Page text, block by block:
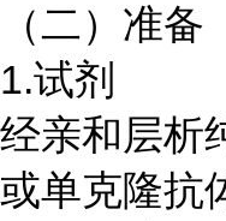
（二）准备
1.试剂
经亲和层析
或单克隆抗